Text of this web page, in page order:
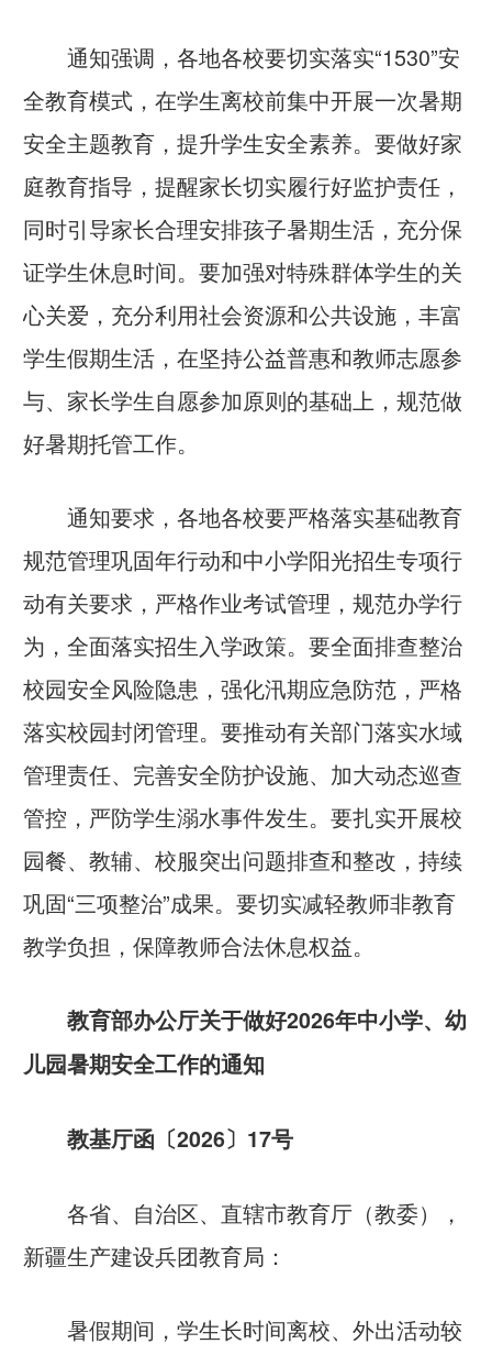
通知强调， 各地各校要切实落实“1530”安
全教育模式，在学生离校前集中开展一次暑期
安全主题教育，提升学生安全素养。要做好家
庭教育指导，提醒家长切实履行好监护责任，
同时引导家长合理安排孩子暑期生活，充分保
证学生休息时间。要加强对特殊群体学生的关
心关爱，充分利用社会资源和公共设施，丰富
学生假期生活，在坚持公益普惠和教师志愿参
与、家长学生自愿参加原则的基础上，规范做
好暑期托管工作。
通知要求， 各地各校要严格落实基础教育
规范管理巩固年行动和中小学阳光招生专项行
动有关要求，严格作业考试管理，规范办学行
为，全面落实招生入学政策。要全面排查整治
校园安全风险隐患，强化汛期应急防范，严格
落实校园封闭管理。要推动有关部门落实水域
管理责任、完善安全防护设施、加大动态巡查
管控，严防学生溺水事件发生。要扎实开展校
园餐、教辅、校服突出问题排查和整改，持续
巩固“三项整治”成果。要切实减轻教师非教育
教学负担，保障教师合法休息权益。
教育部办公厅关于做好2026年中小学、幼
儿园暑期安全工作的通知
教基厅函〔2026〕17号
各省、自治区、直辖市教育厅（教委），
新疆生产建设兵团教育局：
暑假期间，学生长时间离校、外出活动较